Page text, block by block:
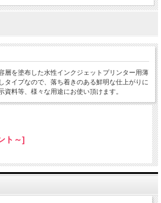
層を塗布した水性インクジェットプリンター用薄
タイプなので、落ち着きのある鮮明な仕上がりに
料等、様々な用途にお使い頂けます。
ト～]